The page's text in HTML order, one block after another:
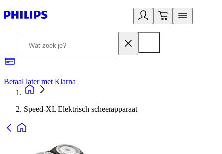
Betaal later met Klarna
Speed-XL Elektrisch scheerapparaat